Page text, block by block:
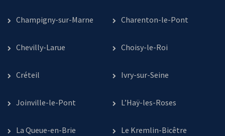
Champigny-sur-Marne Charenton-le-Pont
Chevilly-Larue Choisy-le-Roi
Créteil Ivry-sur-Seine
Joinville-le-Pont L’Haÿ-les-Roses
La Queue-en-Brie Le Kremlin-Bicêtre